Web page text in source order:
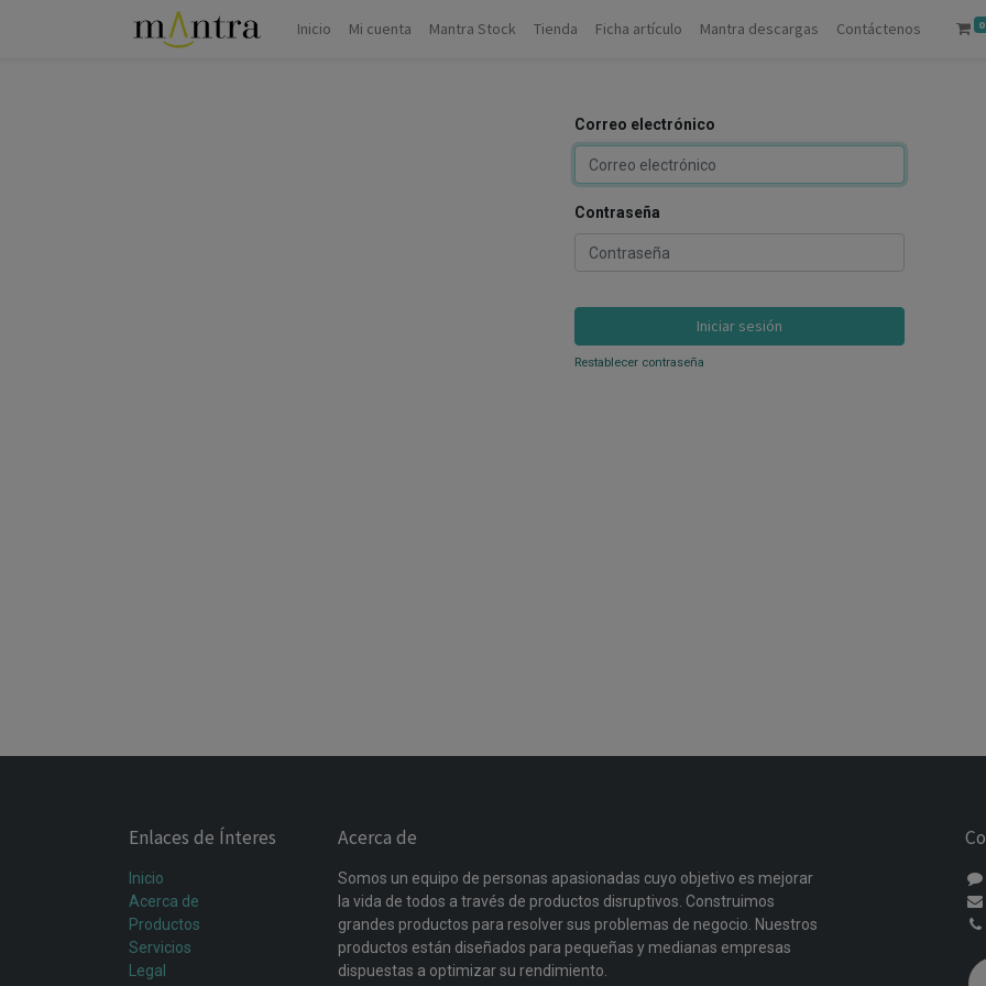
Inicio Mi cuenta Mantra Stock Tienda Ficha artículo Mantra descargas Contáctenos 0
Correo electrónico
Contraseña
Iniciar sesión
Restablecer contraseña
Enlaces de Ínteres
Inicio
Acerca de
Productos
Servicios
Legal
Acerca de
Somos un equipo de personas apasionadas cuyo objetivo es mejorar
la vida de todos a través de productos disruptivos. Construimos
grandes productos para resolver sus problemas de negocio. Nuestros
productos están diseñados para pequeñas y medianas empresas
dispuestas a optimizar su rendimiento.